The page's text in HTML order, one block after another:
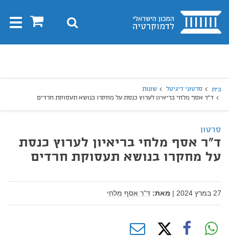
בית 0 חיפוש
בית סרטוני דיגיטל
שונות
ד"ר אסף מלחי בריאיון לערוץ כנסת על מחקרו בנושא תעסוקת חרדים
סרטון
ד"ר אסף מלחי בריאיון לערוץ כנסת
על מחקרו בנושא תעסוקת חרדים
27 במרץ 2024 | מאת: ד"ר אסף מלחי